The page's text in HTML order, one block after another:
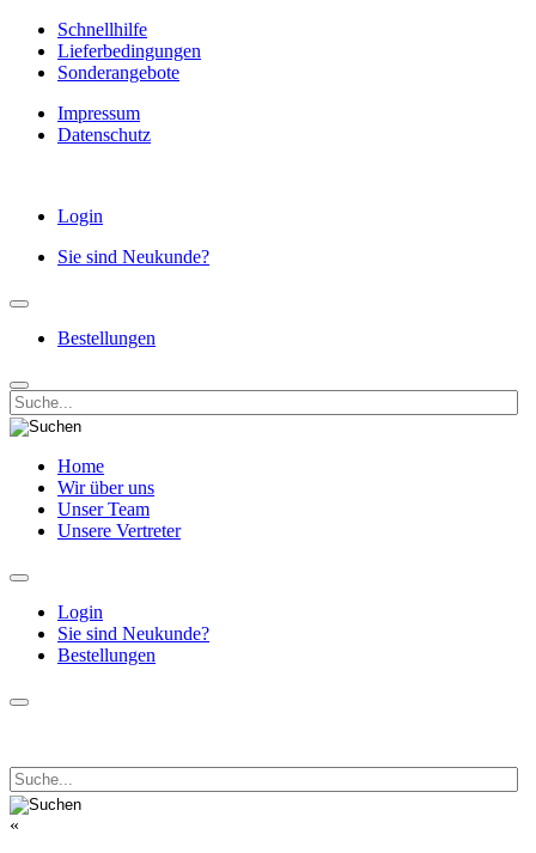
Schnellhilfe
Lieferbedingungen
Sonderangebote
Impressum
Datenschutz
Login
Sie sind Neukunde?
Bestellungen
Home
Wir über uns
Unser Team
Unsere Vertreter
Login
Sie sind Neukunde?
Bestellungen
«